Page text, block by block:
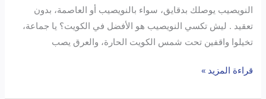
النويصيب يوصلك بدقايق، سواء بالنويصيب أو العاصمة، بدون
تعقيد . ليش تكسي النويصيب هو الأفضل في الكويت؟ يا جماعة،
تخيلوا واقفين تحت شمس الكويت الحارة، والعرق يصب
قراءة المزيد »